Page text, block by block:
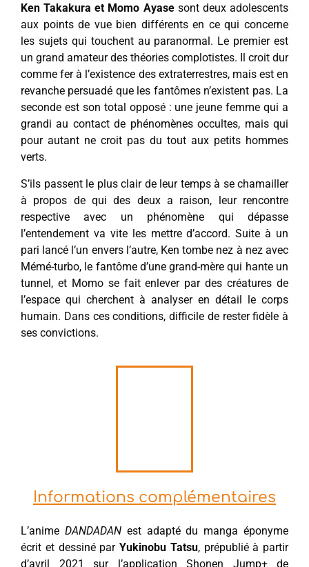
Ken Takakura et Momo Ayasesont deux adolescents
aux points de vue bien différents en ce qui concerne
les sujets qui touchent au paranormal. Le premier est
un grand amateur des théories complotistes. Il croit dur
comme fer à l’existence des extraterrestres, mais est en
revanche persuadé que les fantômes n’existent pas. La
seconde est son total opposé : une jeune femme qui a
grandi au contact de phénomènes occultes, mais qui
pour autant ne croit pas du tout aux petits hommes
verts.
S’ils passent le plus clair de leur temps à se chamailler
à propos de qui des deux a raison, leur rencontre
respective avec un phénomène qui dépasse
l’entendement va vite les mettre d’accord. Suite à un
pari lancé l’un envers l’autre, Ken tombe nez à nez avec
Mémé-turbo, le fantôme d’une grand-mère qui hante un
tunnel, et Momo se fait enlever par des créatures de
l’espace qui cherchent à analyser en détail le corps
humain. Dans ces conditions, difficile de rester fidèle à
ses convictions.
Informations complémentaires
L’anime DANDADANest adapté du manga éponyme
écrit et dessiné par Yukinobu Tatsu, prépublié à partir
d’avril 2021 sur l’application Shonen Jump+ de